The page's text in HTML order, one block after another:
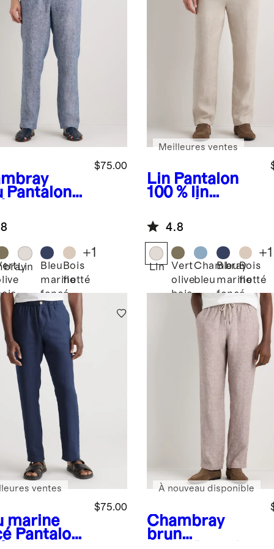
Pantalon
$75.00
Lin
Bleu
marine
foncé
Bois
flotté
+1
Lin Pantalon
100 % lin
Meilleures ventes
4.8
Lin
Vert
olive
baie
Chambray
bleu
Bleu
marine
foncé
Bois
flotté
+1
marine
Pantalon
$75.00
ventes
Chambray
brun
À nouveau disponible